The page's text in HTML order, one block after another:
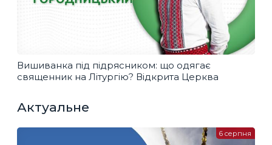
Вишиванка під підрясником: що одягає
священник на Літургію? Відкрита Церква
Актуальне
6 серпня